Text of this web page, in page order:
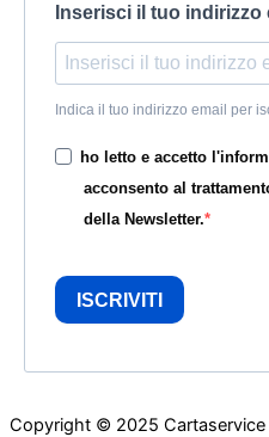
Inserisci il tuo
Indica il tuo indirizzo email per
ho letto e accetto
acconsento al
della Newsletter.
ISCRIVITI
Copyright © 2025 Cartaservice